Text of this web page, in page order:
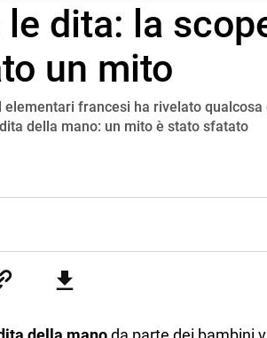
dita: la
un mito
elementari francesi ha rivelato qualcosa
della mano: un mito è stato sfatato
giornalistiche online e Tv e lavora anche